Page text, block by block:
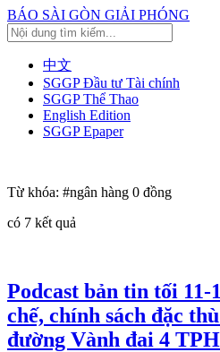
BÁO SÀI GÒN GIẢI PHÓNG
中文
SGGP Đầu tư Tài chính
SGGP Thể Thao
English Edition
SGGP Epaper
Từ khóa: #ngân hàng 0 đồng
có 7 kết quả
Podcast bản tin tối 11-
chế, chính sách đặc
đường Vành đai 4